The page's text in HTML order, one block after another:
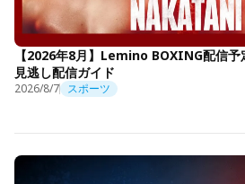
【2026年8月】Lemino BOXING配信予
見逃し配信ガイド
2026/8/7 スポーツ